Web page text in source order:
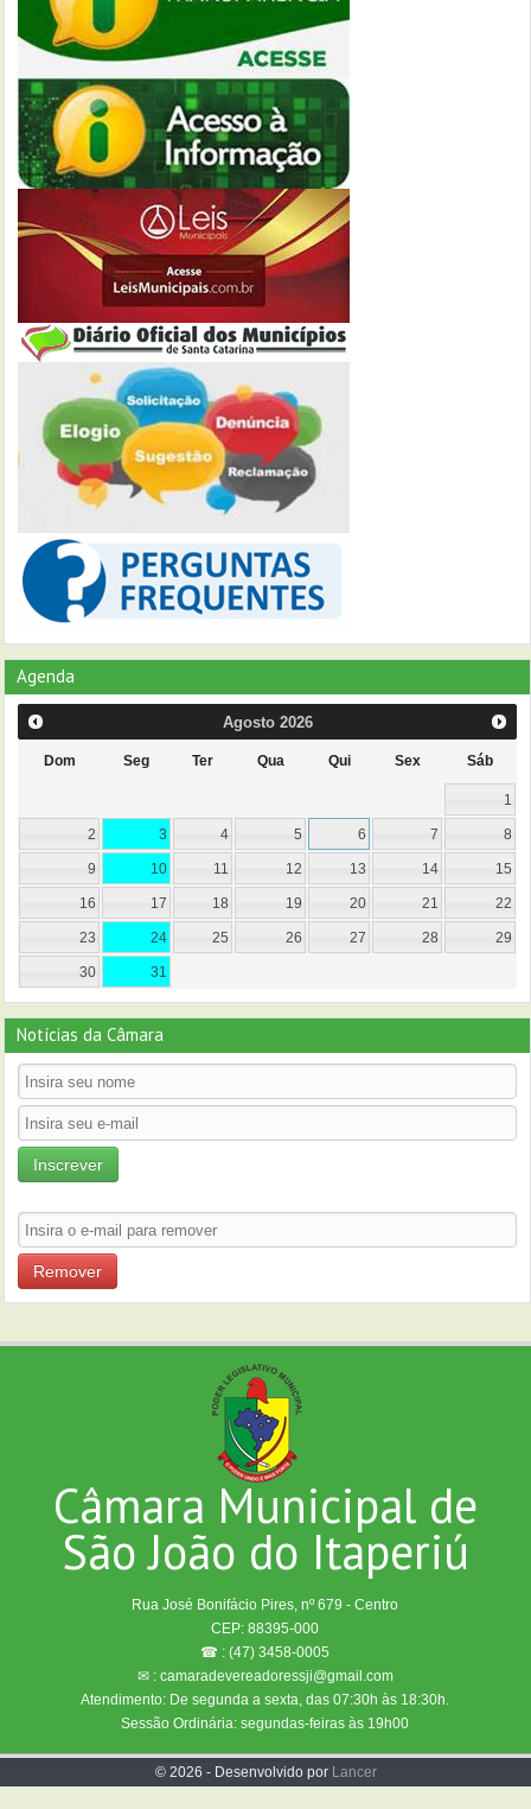
Agenda
Agosto 2026
Dom Seg Ter Qua Qui Sex Sáb
1
2 3 4 5 6 7 8
9 10 11 12 13 14 15
16 17 18 19 20 21 22
23 24 25 26 27 28 29
30 31
Notícias da Câmara
Inscrever
Remover
Câmara Municipal de
São João do Itaperiú
Rua José Bonifácio Pires, nº 679 - Centro
CEP: 88395-000
☎ : (47) 3458-0005
✉ : camaradevereadoressji@gmail.com
Atendimento: De segunda a sexta, das 07:30h às 18:30h.
Sessão Ordinária: segundas-feiras às 19h00
© 2026 - Desenvolvido por Lancer